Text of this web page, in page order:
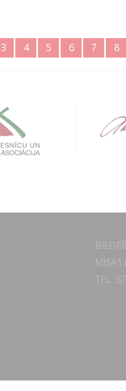
3 4 5 6 7 8
TEL.